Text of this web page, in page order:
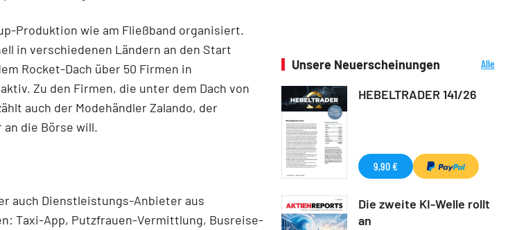
Produktion wie am Fließband organisiert.
in verschiedenen Ländern an den Start
Rocket-Dach über 50 Firmen in
Zu den Firmen, die unter dem Dach von
auch der Modehändler Zalando, der
die Börse will.
auch Dienstleistungs-Anbieter aus
Taxi-App, Putzfrauen-Vermittlung, Busreise-
Unsere Neuerscheinungen
Alle
HEBELTRADER 141/26
9,90 €
Die zweite KI-Welle rollt
an